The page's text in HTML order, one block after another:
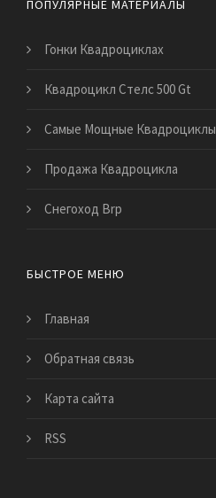
ПОПУЛЯРНЫЕ МАТЕРИАЛЫ
Гонки Квадроциклах
Квадроцикл Стелс 500 Gt
Самые Мощные Квадроциклы
Продажа Квадроцикла
Снегоход Brp
БЫСТРОЕ МЕНЮ
Главная
Обратная связь
Карта сайта
RSS